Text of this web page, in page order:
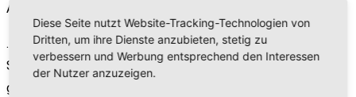
Artikelbeschreibungen
…jetzt stellt sich eigentlich nur noch die Frage: Wem machen
Sie damit eine besondere Freude – oder ist das Geschenkset
gar für Sie selbst???
Diese Seite nutzt Website-Tracking-Technologien von
Dritten, um ihre Dienste anzubieten, stetig zu
verbessern und Werbung entsprechend den Interessen
der Nutzer anzuzeigen.